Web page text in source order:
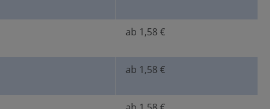
ab 1,58 €
ab 1,58 €